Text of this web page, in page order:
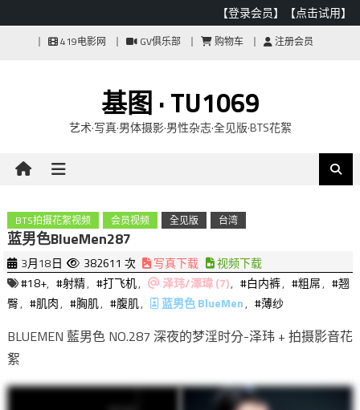
【登录会员】 【点击试用】
419电影网 GV俱乐部 购物车 注册会员
基图 · TU1069
艺术·写真·男体摄影·男性杂志·全见版·BTS花絮
BTS拍摄花絮视频 会员视频 全见版 台湾
蓝男色BlueMen287
3月18日 382611 次 写真下载
视频下载
#18+, #射精, #打飞机, 泽玮/澤瑋 (7), #白内裤, #粗屌, #翘
臀, #肌肉, #胸肌, #腹肌, 蓝男色 BlueMen, #薄纱
BLUEMEN 藍男色 NO.287 深夜的梦淫时分-泽玮 + 拍摄影音花
絮